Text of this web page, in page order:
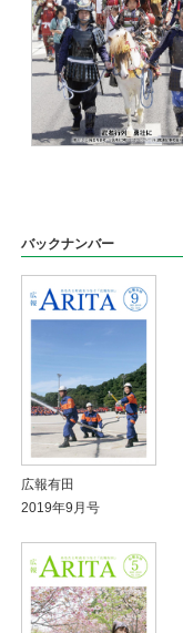
バックナンバー
広報有田
2019年9月号